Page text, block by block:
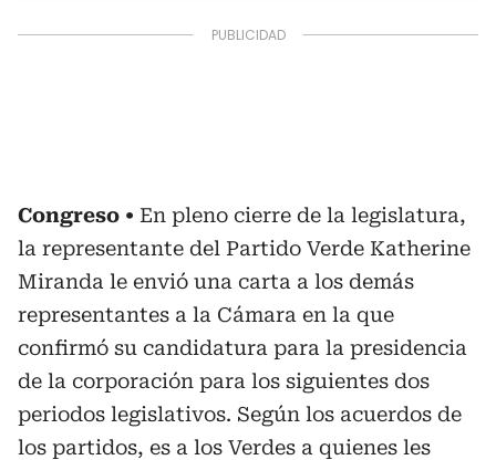
Congreso
En pleno cierre de la legislatura,
la representante del Partido Verde Katherine
Miranda le envió una carta a los demás
representantes a la Cámara en la que
confirmó su candidatura para la presidencia
de la corporación para los siguientes dos
periodos legislativos. Según los acuerdos de
los partidos, es a los Verdes a quienes les